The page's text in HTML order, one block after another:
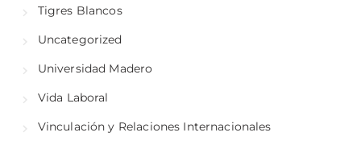
Tigres Blancos
Uncategorized
Universidad Madero
Vida Laboral
Vinculación y Relaciones Internacionales